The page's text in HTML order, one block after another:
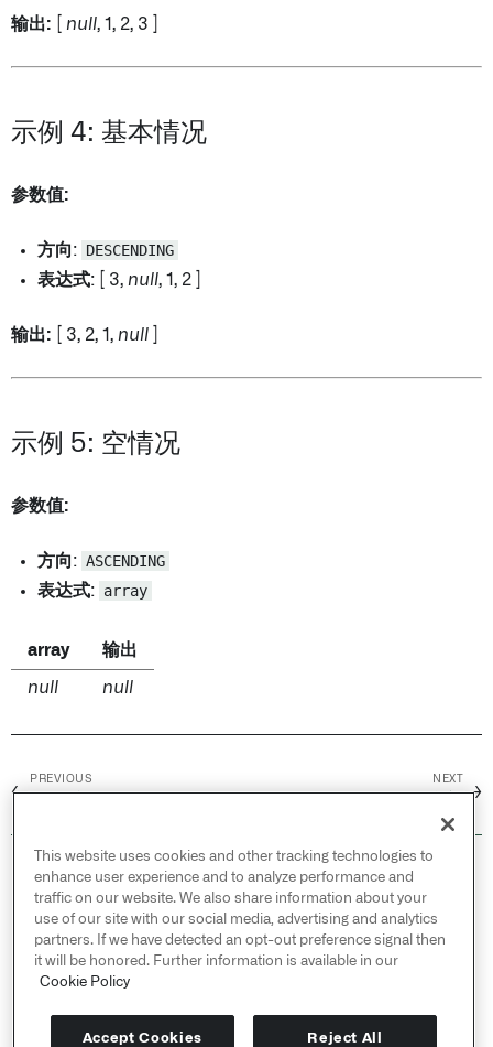
输出: null, 1, 2, 3 ]
示例 4: 基本情况
参数值:
方向: DESCENDING
表达式: [ 3, null, 1, 2 ]
输出: [ 3, 2, 1, null
示例 5: 空情况
参数值:
方向: ASCENDING
表达式: array
array 输出
null null
←
PREVIOUS NEXT
→
© 2026 Palantir Technologies Inc. All rights
reserved.
Cookies Statement ↗
Privacy Statement ↗
Terms of Use ↗
Do Not Sell or Share My Personal Information
This website uses cookies and other tracking technologies to
enhance user experience and to analyze performance and
traffic on our website. We also share information about your
use of our site with our social media, advertising and analytics
partners. If we have detected an opt-out preference signal then
it will be honored. Further information is available in our
Cookie Policy
Accept Cookies Reject All